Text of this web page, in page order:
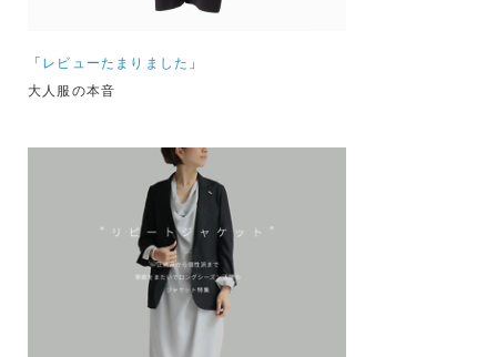
「 レビューたまりました 」
大人服の本音